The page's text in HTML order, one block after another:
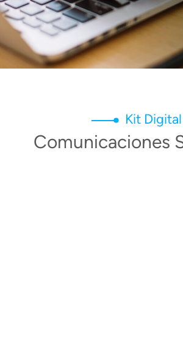
Kit Digital
Comunicaciones